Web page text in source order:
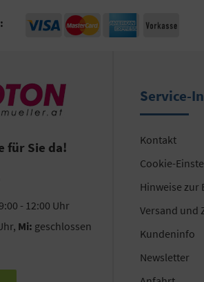
für Sie da!
- 12:00 Uhr
Mi: geschlossen
Service-
Kontakt
Cookie-
Hinweise zur
Versand und
Kundeninfo
Newsletter